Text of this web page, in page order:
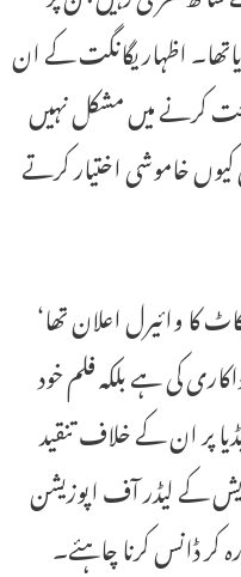
اظہار یگانگت کے ان
کرنے میں مشکل نہیں
خاموشی اختیار کرتے
کا وائیرل اعلان تھا‘
کی ہے بلکہ فلم خود
پر ان کے خلاف تنقید
کے لیڈر آف اپوزیشن
کر ڈانس کرنا چاہئے۔